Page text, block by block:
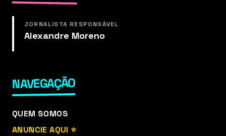
JORNALISTA RESPONSÁVEL
Alexandre Moreno
NAVEGAÇÃO
QUEM SOMOS
ANUNCIE AQUI ⭐